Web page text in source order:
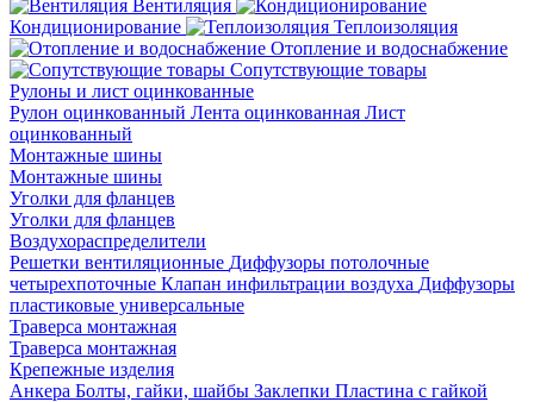
Вентиляция
Кондиционирование
Теплоизоляция
Отопление и водоснабжение
Сопутствующие товары
Рулоны и лист оцинкованные
Рулон оцинкованный Лента оцинкованная Лист
оцинкованный
Монтажные шины
Монтажные шины
Уголки для фланцев
Уголки для фланцев
Воздухораспределители
Решетки вентиляционные Диффузоры потолочные
четырехпоточные Клапан инфильтрации воздуха Диффузоры
пластиковые универсальные
Траверса монтажная
Траверса монтажная
Крепежные изделия
Анкера Болты, гайки, шайбы Заклепки Пластина с гайкой